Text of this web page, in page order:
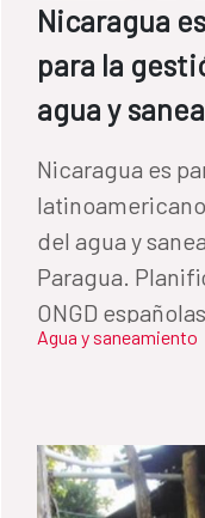
Nicaragua
para la
agua y
Nicaragua es
del agua y
Paragua.
ONGD
Agua y saneamiento